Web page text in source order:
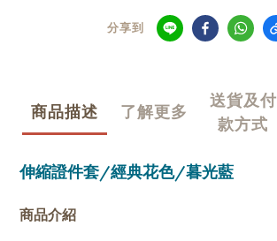
分享到
商品描述 了解更多
送貨及付
款方式
伸縮證件套/經典花色/暮光藍
商品介紹